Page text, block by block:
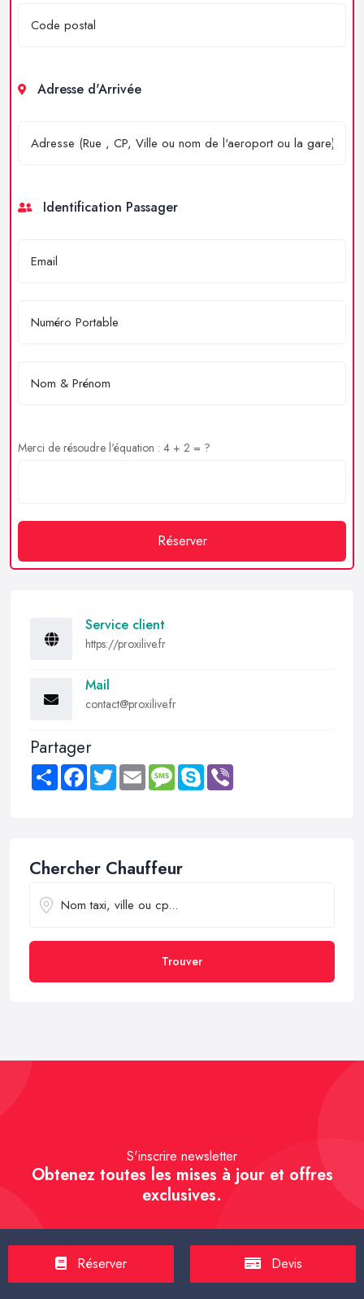
Adresse d'Arrivée
Identification Passager
Merci de résoudre l'équation : 4 + 2 = ?
Réserver
Service client
https://proxilive.fr
Mail
contact@proxilive.fr
Partager
Share FacebookTwitter Email MessageSkype
Chercher Chauffeur
Trouver
S'inscrire newsletter
Obtenez toutes les mises à jour et offres
exclusives.
S'inscrire
Réserver Devis